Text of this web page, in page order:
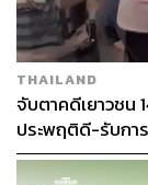
THAILAND
จับตาคดีเยาวชน
ประพฤติดี-รับกา